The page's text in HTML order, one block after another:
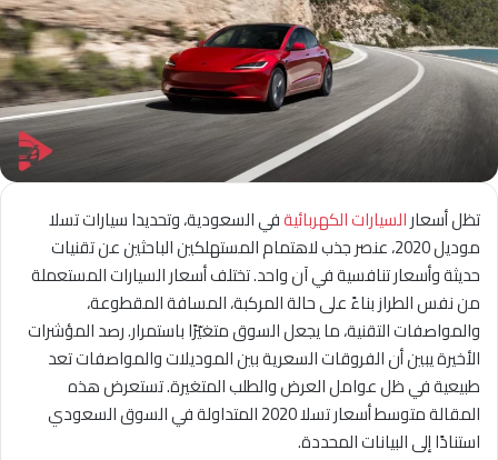
تظل أسعارالسيارات الكهربائيةفي السعودية، وتحديدا سيارات تسلا
موديل 2020، عنصر جذب لاهتمام المستهلكين الباحثين عن تقنيات
حديثة وأسعار تنافسية في آن واحد. تختلف أسعار السيارات المستعملة
من نفس الطراز بناءً على حالة المركبة، المسافة المقطوعة،
والمواصفات التقنية، ما يجعل السوق متغيّرًا باستمرار. رصد المؤشرات
الأخيرة يبين أن الفروقات السعرية بين الموديلات والمواصفات تعد
طبيعية في ظل عوامل العرض والطلب المتغيرة. تستعرض هذه
المقالة متوسط أسعار تسلا 2020 المتداولة في السوق السعودي
استنادًا إلى البيانات المحددة.